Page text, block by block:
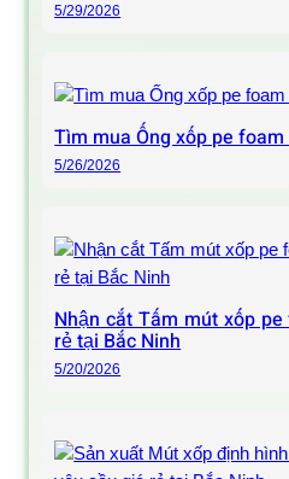
5/29/2026
Tìm mua Ống xốp pe
5/26/2026
Nhận cắt Tấm mút xốp
rẻ tại Bắc Ninh
5/20/2026